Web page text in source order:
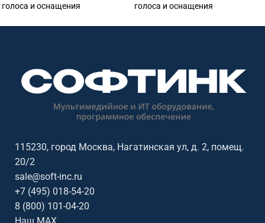
голоса и оснащения
мест сотрудников. Софтинк
помогает подобрать
оборудование под задачу,
помещение, совместимость и
Sennheiser.
голоса и оснащения
мест сотрудников. Софтинк
помогает подобрать
оборудование под задачу,
помещение, совместимость и
115230, город Москва, Нагатинская ул, д. 2, помещ.
20/2
sale@soft-inc.ru
+7 (495) 018-54-20
8 (800) 101-04-20